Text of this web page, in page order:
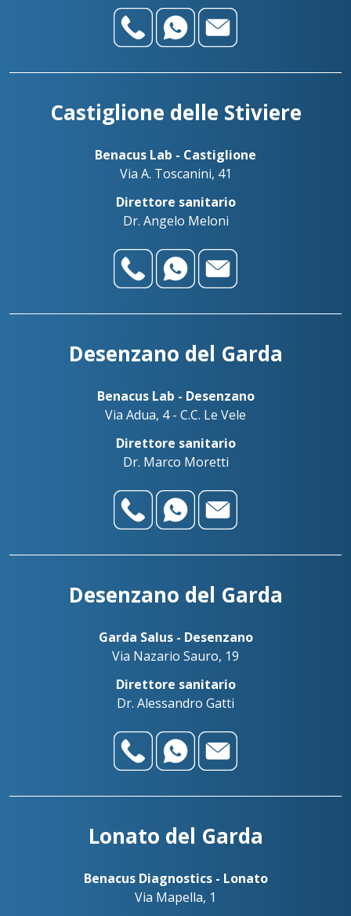
Castiglione delle Stiviere
Benacus Lab - Castiglione
Via A. Toscanini, 41
Direttore sanitario
Dr. Angelo Meloni
Desenzano del Garda
Benacus Lab - Desenzano
Via Adua, 4 - C.C. Le Vele
Direttore sanitario
Dr. Marco Moretti
Desenzano del Garda
Garda Salus - Desenzano
Via Nazario Sauro, 19
Direttore sanitario
Dr. Alessandro Gatti
Lonato del Garda
Benacus Diagnostics - Lonato
Via Mapella, 1